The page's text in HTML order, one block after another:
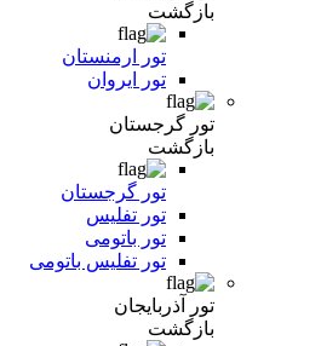
بازگشت
تور ارمنستان
تور ایروان
تور گرجستان
بازگشت
تور گرجستان
تور تفلیس
تور باتومی
تور تفلیس باتومی
تور آذربایجان
بازگشت